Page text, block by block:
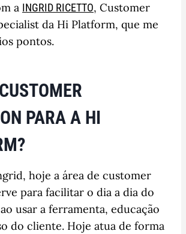
a INGRID RICETTO, Customer
da Hi Platform, que me
pontos.
PARA A HI
hoje a área de customer
para facilitar o dia a dia do
usar a ferramenta, educação
do cliente. Hoje atua de forma